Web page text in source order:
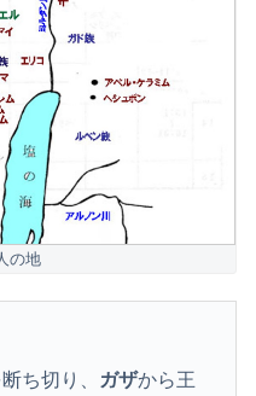
の地
ち切り、 ガザから王